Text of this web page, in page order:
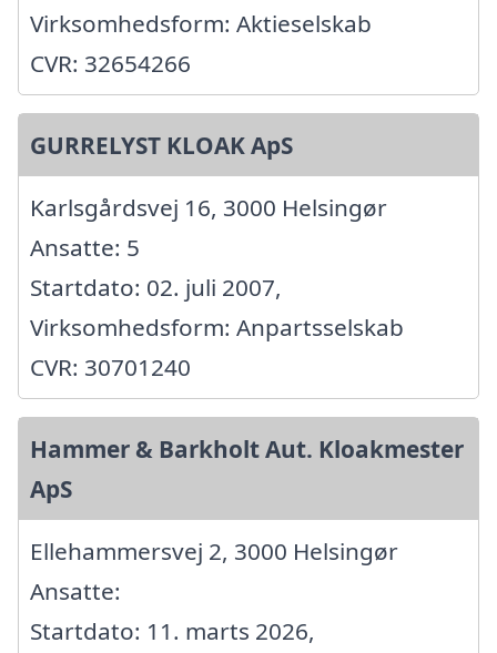
Virksomhedsform: Aktieselskab
CVR: 32654266
GURRELYST KLOAK ApS
Karlsgårdsvej 16, 3000 Helsingør
Ansatte: 5
Startdato: 02. juli 2007,
Virksomhedsform: Anpartsselskab
CVR: 30701240
Hammer & Barkholt Aut. Kloakmester
ApS
Ellehammersvej 2, 3000 Helsingør
Ansatte:
Startdato: 11. marts 2026,